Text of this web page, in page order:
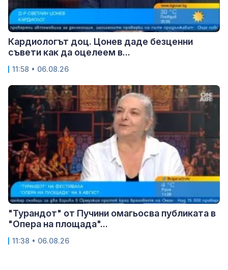
Кардиологът доц. Цонев даде безценни
съвети как да оцелеем в...
11:58 • 06.08.26
"Турандот" от Пучини омагьосва публиката в
"Опера на площада"...
11:38 • 06.08.26